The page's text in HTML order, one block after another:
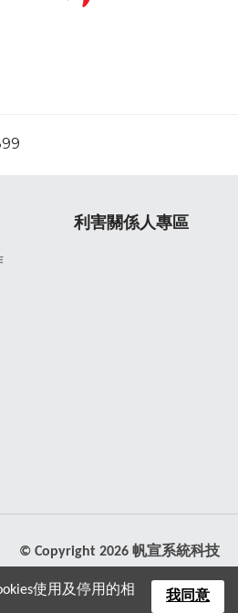
利害關係人專區
© Copyright 2026 帆宣系統科技
使用及停用的相 我同意